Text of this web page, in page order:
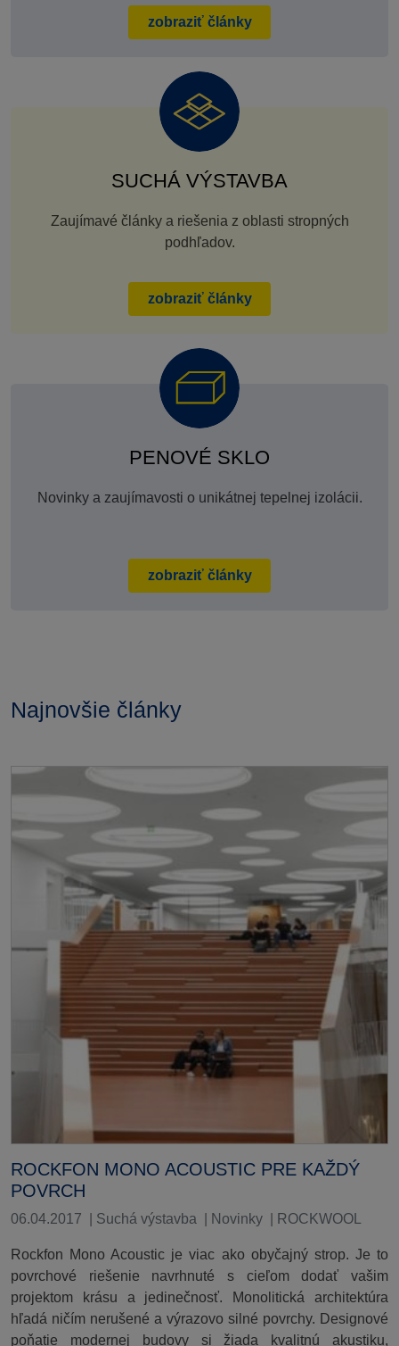
zobraziť články
SUCHÁ VÝSTAVBA
Zaujímavé články a riešenia z oblasti stropných
podhľadov.
zobraziť články
PENOVÉ SKLO
Novinky a zaujímavosti o unikátnej tepelnej izolácii.
zobraziť články
Najnovšie články
ROCKFON MONO ACOUSTIC PRE KAŽDÝ
POVRCH
06.04.2017 Suchá výstavba Novinky ROCKWOOL
Rockfon Mono Acoustic je viac ako obyčajný strop. Je to
povrchové riešenie navrhnuté s cieľom dodať vašim
projektom krásu a jedinečnosť. Monolitická architektúra
hľadá ničím nerušené a výrazovo silné povrchy. Designové
poňatie modernej budovy si žiada kvalitnú akustiku,